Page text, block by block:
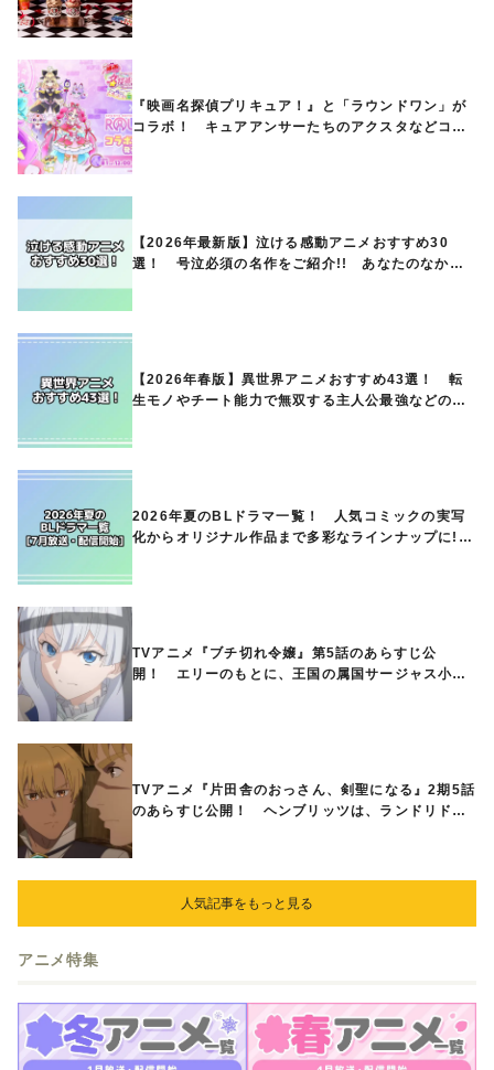
『映画名探偵プリキュア！』と「ラウンドワン」が
コラボ！ キュアアンサーたちのアクスタなどコラ
【2026年最新版】泣ける感動アニメおすすめ30
選！ 号泣必須の名作をご紹介!! あなたのなかの
【2026年春版】異世界アニメおすすめ43選！ 転
生モノやチート能力で無双する主人公最強などの人
2026年夏のBLドラマ一覧！ 人気コミックの実写
化からオリジナル作品まで多彩なラインナップに!!
TVアニメ『ブチ切れ令嬢』第5話のあらすじ公
開！ エリーのもとに、王国の属国サージャス小王
TVアニメ『片田舎のおっさん、剣聖になる』2期5話
のあらすじ公開！ ヘンブリッツは、ランドリドに
人気記事をもっと見る
アニメ特集